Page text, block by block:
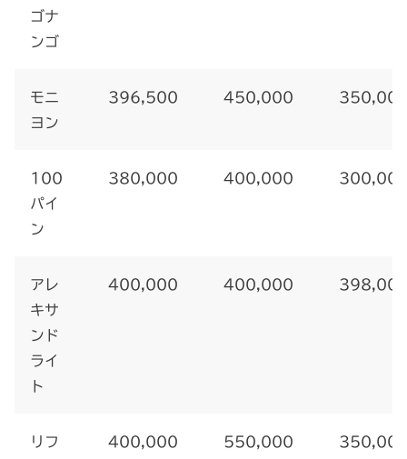
ゴナ
ンゴ
モニ
ヨン
396,500 450,000
100
パイ
ン
380,000 400,000
アレ
キサ
ンド
ライ
ト
400,000 400,000
リフ
400,000 550,000